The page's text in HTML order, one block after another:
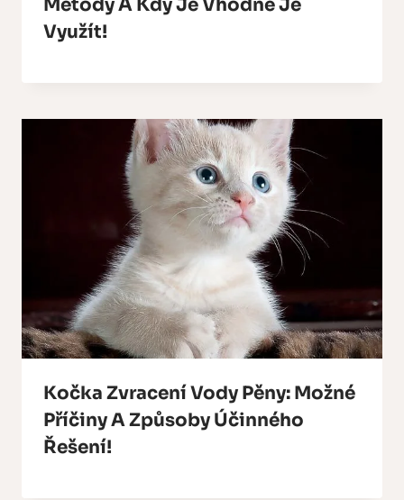
Metody A Kdy Je Vhodné Je
Využít!
Kočka Zvracení Vody Pěny: Možné
Příčiny A Způsoby Účinného
Řešení!